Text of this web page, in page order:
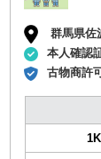
群馬県佐
本人確認
古物商許
1K